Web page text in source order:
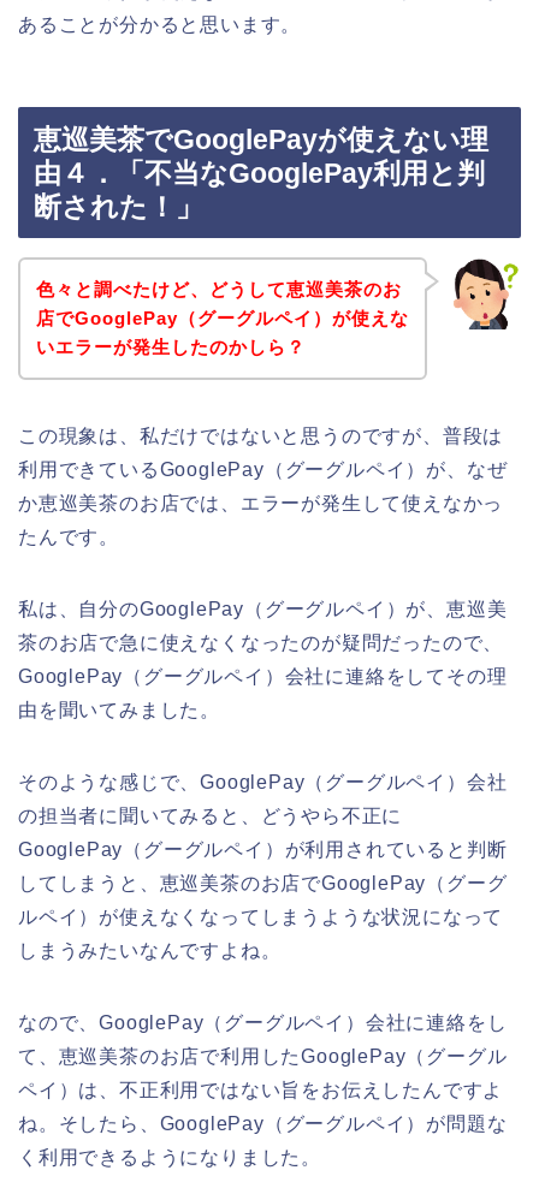
あることが分かると思います。
恵巡美茶でGooglePayが使えない理
由４．「不当なGooglePay利用と判
断された！」
色々と調べたけど、どうして恵巡美茶のお
店でGooglePay（グーグルペイ）が使えな
いエラーが発生したのかしら？
この現象は、私だけではないと思うのですが、普段は
利用できているGooglePay（グーグルペイ）が、なぜ
か恵巡美茶のお店では、エラーが発生して使えなかっ
たんです。
私は、自分のGooglePay（グーグルペイ）が、恵巡美
茶のお店で急に使えなくなったのが疑問だったので、
GooglePay（グーグルペイ）会社に連絡をしてその理
由を聞いてみました。
そのような感じで、GooglePay（グーグルペイ）会社
の担当者に聞いてみると、どうやら不正に
GooglePay（グーグルペイ）が利用されていると判断
してしまうと、恵巡美茶のお店でGooglePay（グーグ
ルペイ）が使えなくなってしまうような状況になって
しまうみたいなんですよね。
なので、GooglePay（グーグルペイ）会社に連絡をし
て、恵巡美茶のお店で利用したGooglePay（グーグル
ペイ）は、不正利用ではない旨をお伝えしたんですよ
ね。そしたら、GooglePay（グーグルペイ）が問題な
く利用できるようになりました。